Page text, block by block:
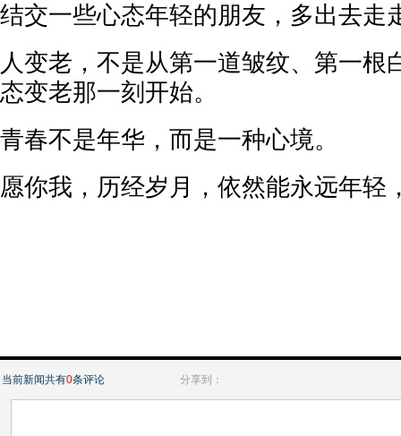
结交一些心态年轻的朋友，多出去走
人变老，不是从第一道皱纹、第一根
态变老那一刻开始。
青春不是年华，而是一种心境。
愿你我，历经岁月，依然能永远年轻
当前新闻共有0条评论 分享到：